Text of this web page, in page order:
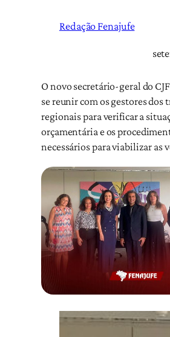
Redação Fenajufe
O novo secretário-geral do
se reunir com os gestores dos
regionais para verificar a
orçamentária e os
necessários para viabilizar as